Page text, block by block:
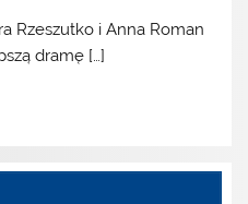
i Anna Roman
dramę […]